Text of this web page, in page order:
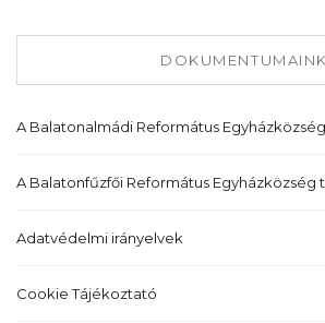
DOKUMENTUMAINK
A Balatonalmádi Református
A Balatonfűzfői Református Egyházközség
Adatvédelmi irányelvek
Cookie Tájékoztató